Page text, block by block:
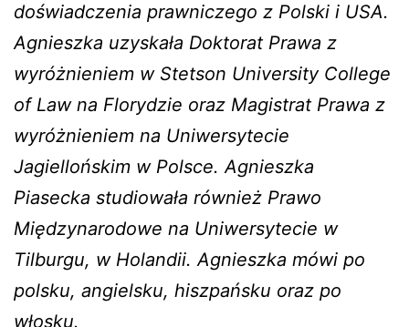
doświadczenia prawniczego z Polski i USA.
Agnieszka uzyskała Doktorat Prawa z
wyróżnieniem w Stetson University College
of Law na Florydzie oraz Magistrat Prawa z
wyróżnieniem na Uniwersytecie
Jagiellońskim w Polsce. Agnieszka
Piasecka studiowała również Prawo
Międzynarodowe na Uniwersytecie w
Tilburgu, w Holandii. Agnieszka mówi po
polsku, angielsku, hiszpańsku oraz po
włosku.